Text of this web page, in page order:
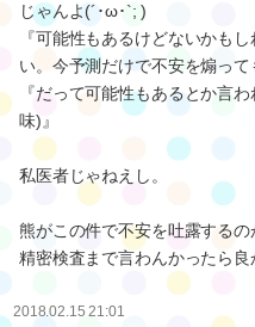
じゃんよ(´･ω･`; )
『可能性もあるけどないかも
い。今予測だけで不安を煽っ
『だって可能性もあるとか言
味)』
私医者じゃねえし。
熊がこの件で不安を吐露する
精密検査まで言わんかったら良
2018.02.15 21:01